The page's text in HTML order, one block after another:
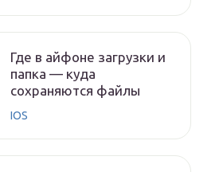
Где в айфоне загрузки и
папка — куда
сохраняются файлы
IOS